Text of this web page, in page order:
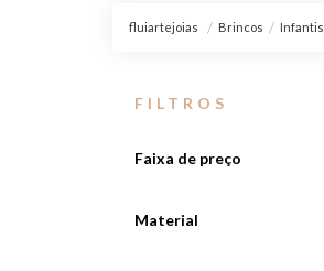
fluiartejoias Brincos Infantis
FILTROS
Material
Faixa de preço